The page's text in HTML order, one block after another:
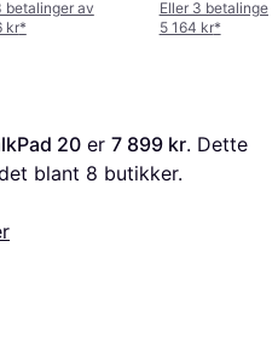
betalinger av
kr*
Eller 3 betalinger
5 164 kr*
20 er 7 899 kr. Dette
blant 8 butikker.